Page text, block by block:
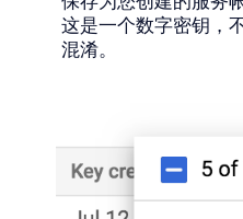
这是一个数字密钥，
混淆。